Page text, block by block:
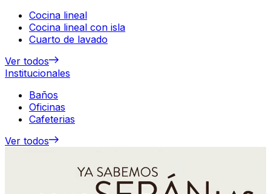
Cocina lineal
Cocina lineal con isla
Cuarto de lavado
Ver todos
Institucionales
Baños
Oficinas
Cafeterias
Ver todos